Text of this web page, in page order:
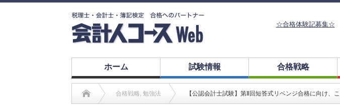
☆合格体験記募集☆
ホーム 試験情報 合格戦略
合格戦略, 勉強法 【公認会計士試験】第Ⅱ回短答式リベンジ合格に向け、